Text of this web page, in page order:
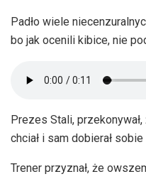
Padło wiele
bo jak ocenili kibice, nie
Prezes Stali,
chciał i sam dobierał sobie
Trener przyznał, że